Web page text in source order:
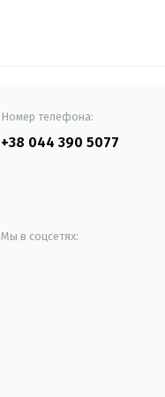
Номер телефона:
+38 044 390 5077
Мы в соцсетях: